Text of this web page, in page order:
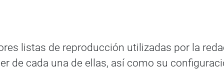
listas de reproducción utilizadas por la
de cada una de ellas, así como su